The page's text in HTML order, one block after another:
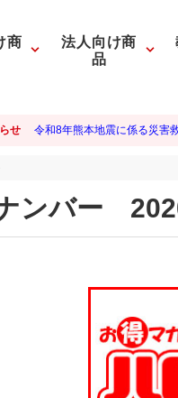
商
法人向け商
品
せ 令和8年熊本地震に係る災害
ンバー